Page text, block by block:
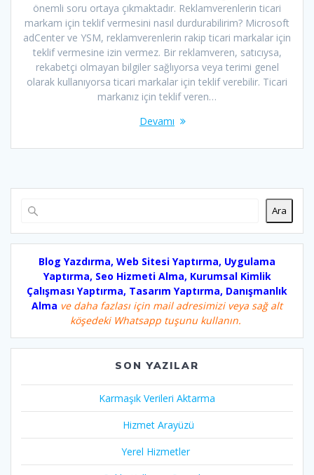
önemli soru ortaya çıkmaktadır. Reklamverenlerin ticari
markam için teklif vermesini nasıl durdurabilirim? Microsoft
adCenter ve YSM, reklamverenlerin rakip ticari markalar için
teklif vermesine izin vermez. Bir reklamveren, satıcıysa,
rekabetçi olmayan bilgiler sağlıyorsa veya terimi genel
olarak kullanıyorsa ticari markalar için teklif verebilir. Ticari
markanız için teklif veren…
Devamı
Ara
Blog Yazdırma, Web Sitesi Yaptırma, Uygulama
Yaptırma, Seo Hizmeti Alma, Kurumsal Kimlik
Çalışması Yaptırma, Tasarım Yaptırma, Danışmanlık
Alma ve daha fazlası için mail adresimizi veya sağ alt
köşedeki Whatsapp tuşunu kullanın.
SON YAZILAR
Karmaşık Verileri Aktarma
Hizmet Arayüzü
Yerel Hizmetler